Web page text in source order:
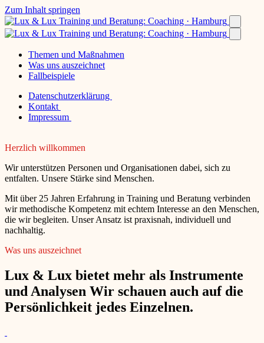
Zum Inhalt springen
Themen und Maßnahmen
Was uns auszeichnet
Fallbeispiele
Datenschutzerklärung
Kontakt
Impressum
Herzlich willkommen
Wir unterstützen Personen und Organisationen dabei, sich zu
entfalten. Unsere Stärke sind Menschen.
Mit über 25 Jahren Erfahrung in Training und Beratung verbinden
wir methodische Kompetenz mit echtem Interesse an den Menschen,
die wir begleiten. Unser Ansatz ist praxisnah, individuell und
nachhaltig.
Was uns auszeichnet
Lux & Lux bietet mehr als Instrumente
und Analysen Wir schauen auch auf die
Persönlichkeit jedes Einzelnen.